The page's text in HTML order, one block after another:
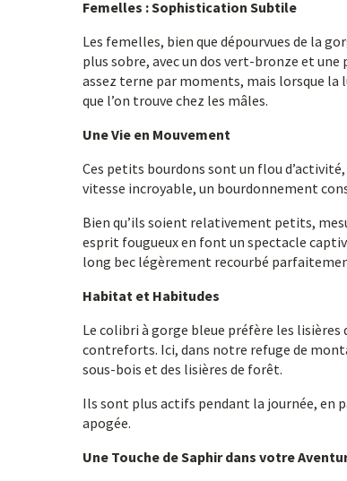
Femelles : Sophistication Subtile
Les femelles, bien que dépourvues de la
plus sobre, avec un dos vert-bronze et
assez terne par moments, mais lorsque
que l’on trouve chez les mâles.
Une Vie en Mouvement
Ces petits bourdons sont un flou
vitesse incroyable, un bourdonnement
Bien qu’ils soient relativement petits,
esprit fougueux en font un spectacle
long bec légèrement recourbé
Habitat et Habitudes
Le colibri à gorge bleue préfère les
contreforts. Ici, dans notre refuge de
sous-bois et des lisières de forêt.
Ils sont plus actifs pendant la journée, en
apogée.
Une Touche de Saphir dans votre